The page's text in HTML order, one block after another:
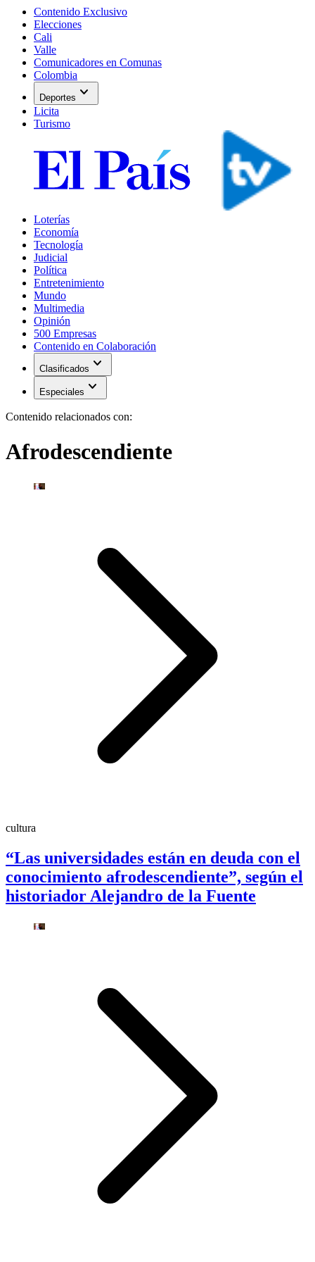
Contenido Exclusivo
Elecciones
Cali
Valle
Comunicadores en Comunas
Colombia
Deportes expand_more
Licita
Turismo
Loterías
Economía
Tecnología
Judicial
Política
Entretenimiento
Mundo
Multimedia
Opinión
500 Empresas
Contenido en Colaboración
Clasificados expand_more
Especiales expand_more
Contenido relacionados con:
Afrodescendiente
cultura
“Las universidades están en deuda con el
conocimiento afrodescendiente”, según el
historiador Alejandro de la Fuente